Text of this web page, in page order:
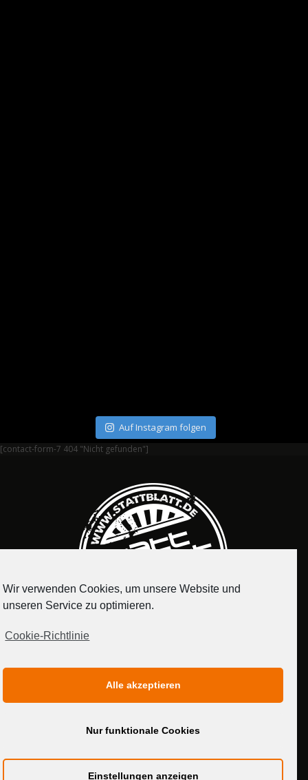
Auf Instagram folgen
[contact-form-7 404 "Nicht gefunden"]
MEDIADATEN
Wir verwenden Cookies, um unsere Website und
unseren Service zu optimieren.
Cookie-Richtlinie
Alle akzeptieren
Nur funktionale Cookies
Einstellungen anzeigen